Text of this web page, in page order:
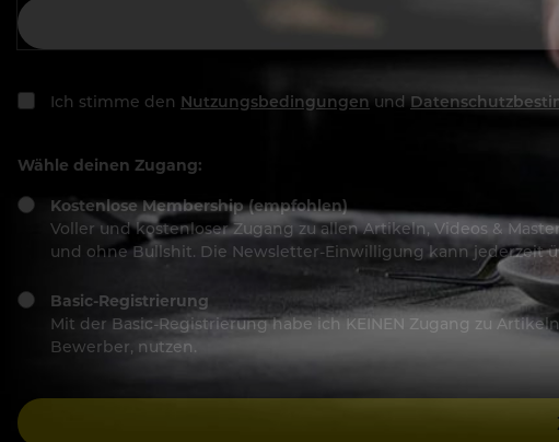
Ich stimme den Nutzungsbedingungen und
Wähle deinen Zugang:
Kostenlose Membership (empfohlen)
Voller und kostenloser Zugang zu allen Artikeln, Videos &
und ohne Bullshit. Die Newsletter-Einwilligung kann jederzeit
Basic-Registrierung
Mit der Basic-Registrierung habe ich KEINEN Zugang zu
Bewerber, nutzen.